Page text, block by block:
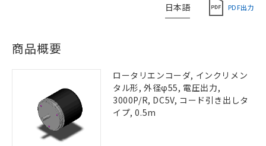
日本語 PDF出力
商品概要
ロータリエンコーダ, インクリメン
タル形, 外径φ55, 電圧出力,
3000P/R, DC5V, コード引き出しタ
イプ, 0.5m